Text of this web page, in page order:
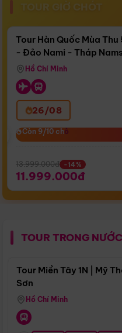
TOUR GIỜ CHÓT
Còn16 ngày 18:57:13
Bay Sun Phuquoc
Tour Hàn Quốc Mùa
- Đảo Nami - Tháp
Airways)
Hồ Chí Minh
26/08
Còn 9/10 chỗ
Còn 9/10 chỗ
13.999.000đ -14%
11.999.000đ
TOUR TRONG NƯỚC
Tour Miền Tây 1N | Mỹ
Sơn
Hồ Chí Minh